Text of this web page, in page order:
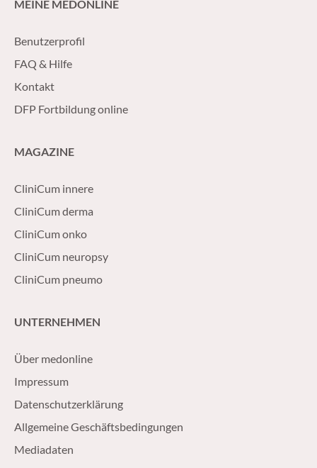
MEINE MEDONLINE
Benutzerprofil
FAQ & Hilfe
Kontakt
DFP Fortbildung online
MAGAZINE
CliniCum innere
CliniCum derma
CliniCum onko
CliniCum neuropsy
CliniCum pneumo
UNTERNEHMEN
Über medonline
Impressum
Datenschutzerklärung
Allgemeine Geschäftsbedingungen
Mediadaten